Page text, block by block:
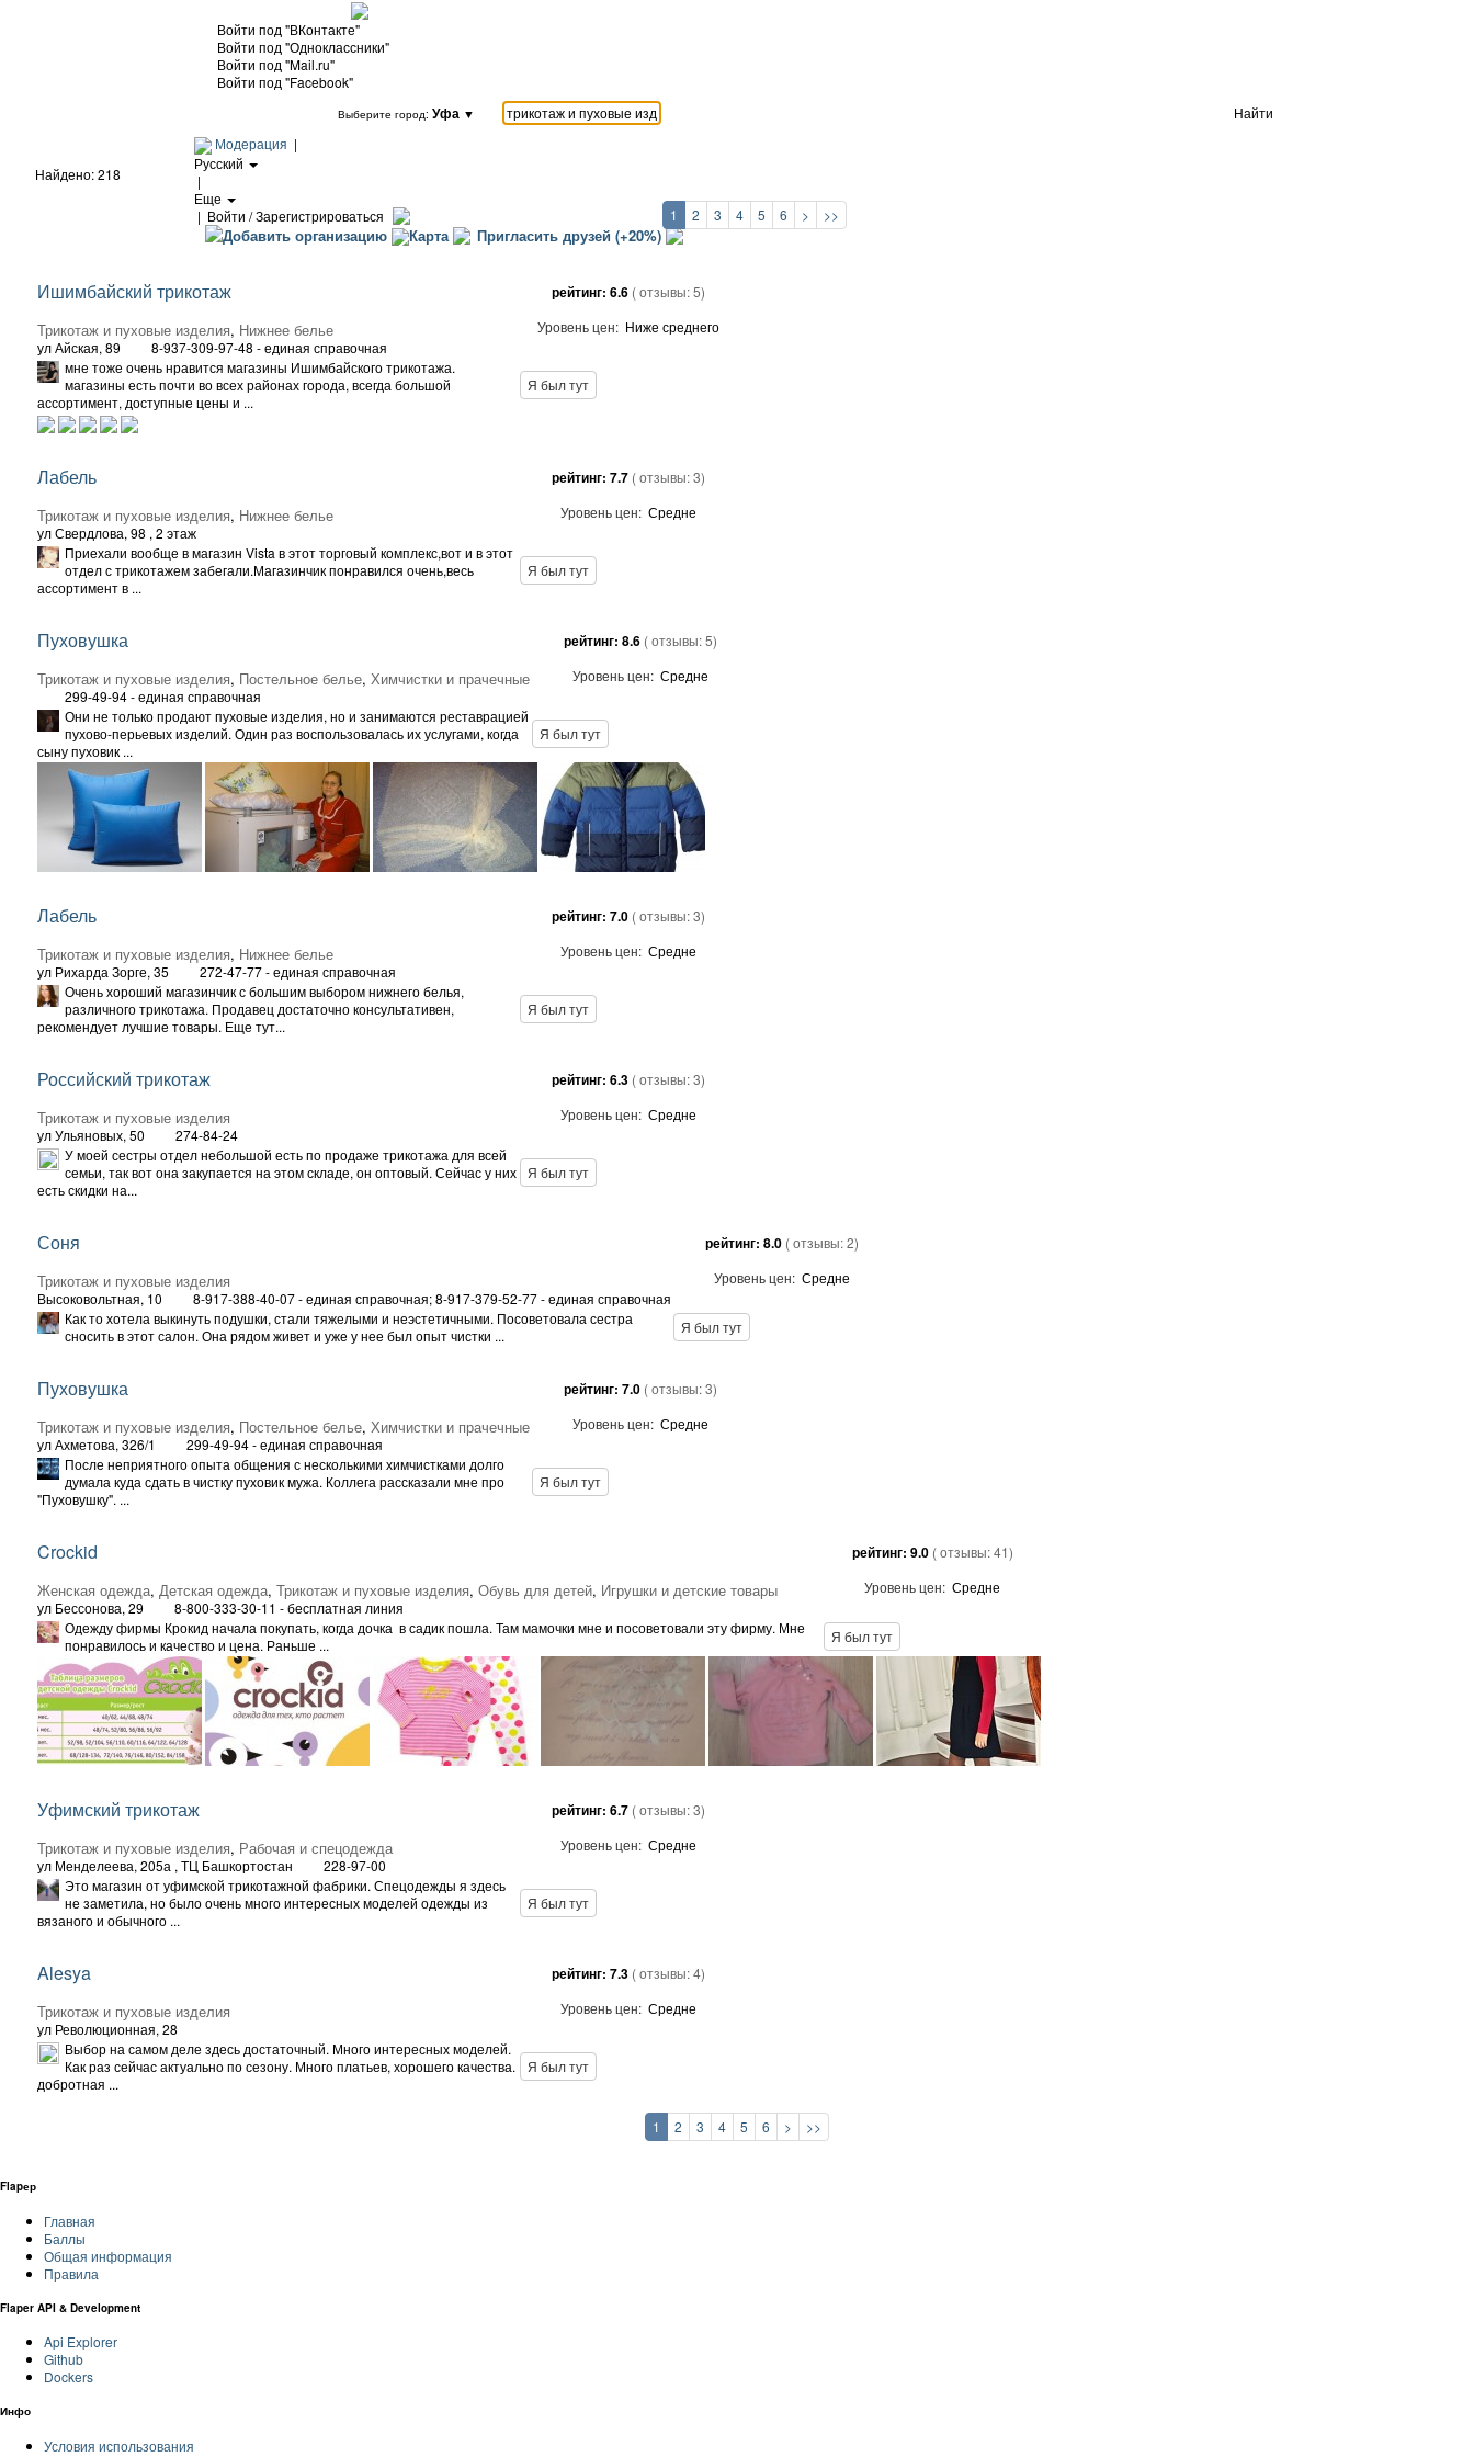
Войти под "ВКонтакте"
Войти под "Одноклассники"
Войти под "Mail.ru"
Войти под "Facebook"
Выберите город: Уфа ▼
Найти
Модерация |
Русский
|
Еще
| Войти / Зарегистрироваться
Добавить организацию Карта Пригласить друзей (+20%)
Найдено: 218
1 2 3 4 5 6 > >>
Ишимбайский трикотаж
Трикотаж и пуховые изделия, Нижнее белье
ул Айская, 89 8-937-309-97-48 - единая справочная
рейтинг: 6.6 ( отзывы:5)
Уровень цен: Ниже среднего
мне тоже очень нравится магазины Ишимбайского трикотажа.
магазины есть почти во всех районах города, всегда большой
ассортимент, доступные цены и ...
Я был тут
Лабель
Трикотаж и пуховые изделия, Нижнее белье
ул Свердлова, 98 , 2 этаж
рейтинг: 7.7 ( отзывы:3)
Уровень цен: Средне
Приехали вообще в магазин Vista в этот торговый комплекс,вот и в этот
отдел с трикотажем забегали.Магазинчик понравился очень,весь
ассортимент в ...
Я был тут
Пуховушка
Трикотаж и пуховые изделия, Постельное белье, Химчистки и прачечные
299-49-94 - единая справочная
рейтинг: 8.6 ( отзывы:5)
Уровень цен: Средне
Они не только продают пуховые изделия, но и занимаются реставрацией
пухово-перьевых изделий. Один раз воспользовалась их услугами, когда
сыну пуховик ...
Я был тут
Лабель
Трикотаж и пуховые изделия, Нижнее белье
ул Рихарда Зорге, 35 272-47-77 - единая справочная
рейтинг: 7.0 ( отзывы:3)
Уровень цен: Средне
Очень хороший магазинчик с большим выбором нижнего белья,
различного трикотажа. Продавец достаточно консультативен,
рекомендует лучшие товары. Еще тут...
Я был тут
Российский трикотаж
Трикотаж и пуховые изделия
ул Ульяновых, 50 274-84-24
рейтинг: 6.3 ( отзывы:3)
Уровень цен: Средне
У моей сестры отдел небольшой есть по продаже трикотажа для всей
семьи, так вот она закупается на этом складе, он оптовый. Сейчас у них
есть скидки на...
Я был тут
Соня
Трикотаж и пуховые изделия
Высоковольтная, 10 8-917-388-40-07 - единая справочная; 8-917-379-52-77 - единая справочная
рейтинг: 8.0 ( отзывы:2)
Уровень цен: Средне
Как то хотела выкинуть подушки, стали тяжелыми и неэстетичными. Посоветовала сестра
сносить в этот салон. Она рядом живет и уже у нее был опыт чистки ...
Я был тут
Пуховушка
Трикотаж и пуховые изделия, Постельное белье, Химчистки и прачечные
ул Ахметова, 326/1 299-49-94 - единая справочная
рейтинг: 7.0 ( отзывы:3)
Уровень цен: Средне
После неприятного опыта общения с несколькими химчистками долго
думала куда сдать в чистку пуховик мужа. Коллега рассказали мне про
"Пуховушку". ...
Я был тут
Crockid
Женская одежда, Детская одежда, Трикотаж и пуховые изделия, Обувь для детей, Игрушки и детские товары
ул Бессонова, 29 8-800-333-30-11 - бесплатная линия
рейтинг: 9.0 ( отзывы:41)
Уровень цен: Средне
Одежду фирмы Крокид начала покупать, когда дочка в садик пошла. Там мамочки мне и посоветовали эту фирму. Мне
понравилось и качество и цена. Раньше ...
Я был тут
Уфимский трикотаж
Трикотаж и пуховые изделия, Рабочая и спецодежда
ул Менделеева, 205а , ТЦ Башкортостан 228-97-00
рейтинг: 6.7 ( отзывы:3)
Уровень цен: Средне
Это магазин от уфимской трикотажной фабрики. Спецодежды я здесь
не заметила, но было очень много интересных моделей одежды из
вязаного и обычного ...
Я был тут
Alesya
Трикотаж и пуховые изделия
ул Революционная, 28
рейтинг: 7.3 ( отзывы:4)
Уровень цен: Средне
Выбор на самом деле здесь достаточный. Много интересных моделей.
Как раз сейчас актуально по сезону. Много платьев, хорошего качества.
добротная ...
Я был тут
1 2 3 4 5 6 > >>
Flapер
Главная
Баллы
Общая информация
Правила
Flaper API & Development
Api Explorer
Github
Dockers
Инфо
Условия использования